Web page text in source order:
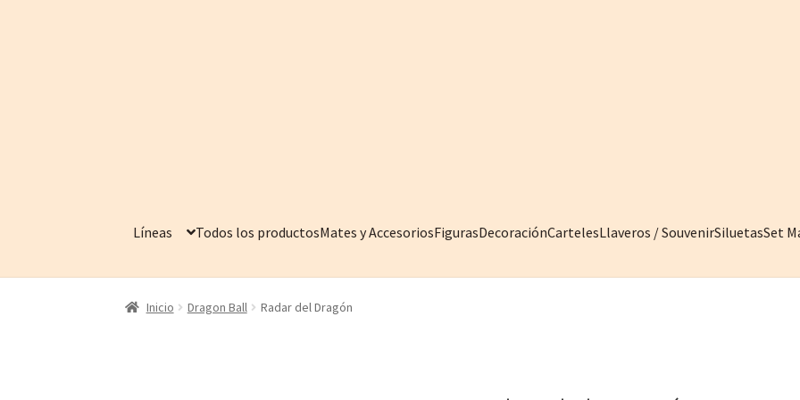
Líneas Todos los productosMates y AccesoriosFigurasDecoraciónCartelesLlaveros / SouvenirSiluetasSet
Inicio Dragon Ball Radar del Dragón